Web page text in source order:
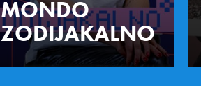
MONDO
ZODIJAKALNO